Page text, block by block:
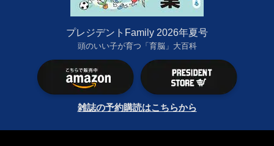
プレジデントFamily 2026年夏号
頭のいい子が育つ「育脳」大百科
雑誌の予約購読はこちらから